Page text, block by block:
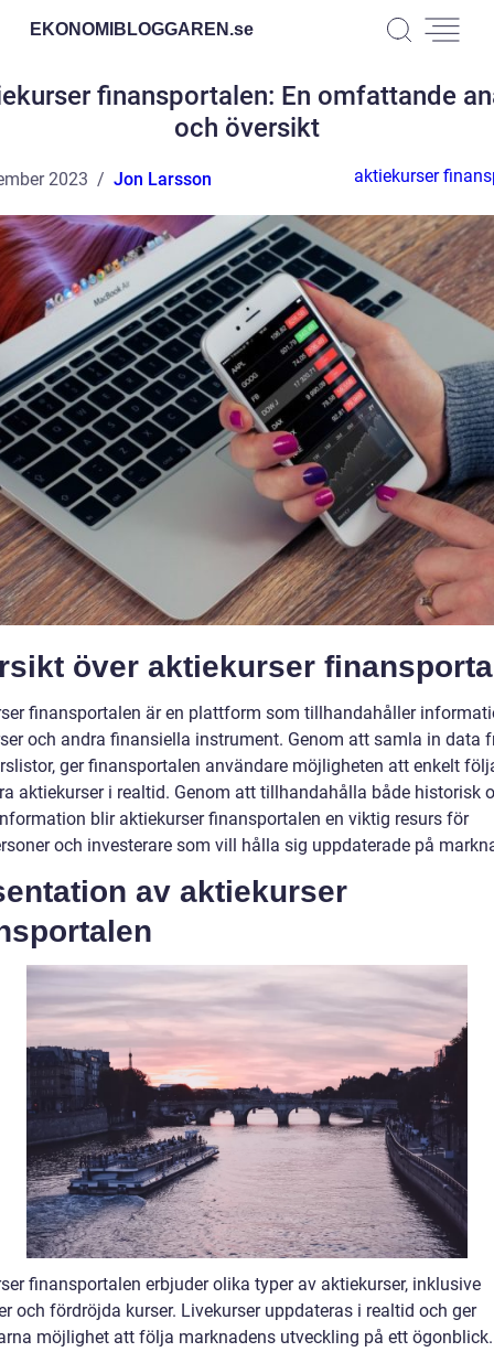
EKONOMIBLOGGAREN.se
finansportalen: En omfattande
och översikt
2023 Jon Larsson aktiekurser
över aktiekurser
finansportalen är en plattform som tillhandahåller
och andra finansiella instrument. Genom att samla in data
ger finansportalen användare möjligheten att enkelt
aktiekurser i realtid. Genom att tillhandahålla både historisk
blir aktiekurser finansportalen en viktig resurs för
och investerare som vill hålla sig uppdaterade på
av aktiekurser
finansportalen erbjuder olika typer av aktiekurser, inklusive
och fördröjda kurser. Livekurser uppdateras i realtid och ger
möjlighet att följa marknadens utveckling på ett ögonblick.